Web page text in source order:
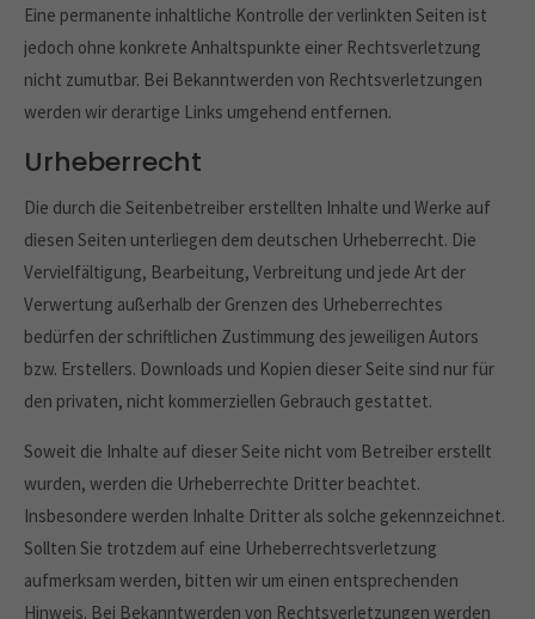
Eine permanente inhaltliche Kontrolle der verlinkten Seiten ist
jedoch ohne konkrete Anhaltspunkte einer Rechtsverletzung
nicht zumutbar. Bei Bekanntwerden von Rechtsverletzungen
werden wir derartige Links umgehend entfernen.
Urheberrecht
Die durch die Seitenbetreiber erstellten Inhalte und Werke auf
diesen Seiten unterliegen dem deutschen Urheberrecht. Die
Vervielfältigung, Bearbeitung, Verbreitung und jede Art der
Verwertung außerhalb der Grenzen des Urheberrechtes
bedürfen der schriftlichen Zustimmung des jeweiligen Autors
bzw. Erstellers. Downloads und Kopien dieser Seite sind nur für
den privaten, nicht kommerziellen Gebrauch gestattet.
Soweit die Inhalte auf dieser Seite nicht vom Betreiber erstellt
wurden, werden die Urheberrechte Dritter beachtet.
Insbesondere werden Inhalte Dritter als solche gekennzeichnet.
Sollten Sie trotzdem auf eine Urheberrechtsverletzung
aufmerksam werden, bitten wir um einen entsprechenden
Hinweis. Bei Bekanntwerden von Rechtsverletzungen werden
Kontakt
E-Mail: info@ramsauer-elektro.de
Telefon:
08742 - 967 99 16
Elektro-Netzwerk
Ramsauer GmbH & Co. KG
Ziegeleistraße 20
84149 Velden